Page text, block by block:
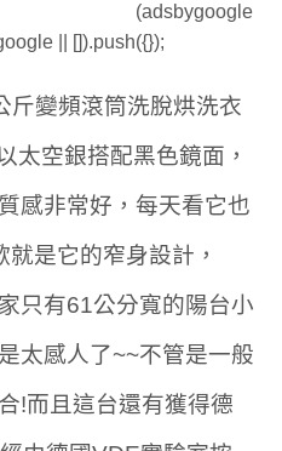
(adsbygoogle
|| []).push({});
變頻滾筒洗脫烘洗衣
太空銀搭配黑色鏡面，
感非常好，每天看它也
是它的窄身設計，
只有61公分寬的陽台小
太感人了~~不管是一般
!而且這台還有獲得德